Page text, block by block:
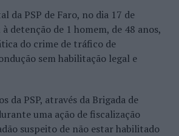
da PSP de Faro, no dia 17 de
detenção de 1 homem, de 48 anos,
do crime de tráfico de
sem habilitação legal e
da PSP, através da Brigada de
uma ação de fiscalização
suspeito de não estar habilitado